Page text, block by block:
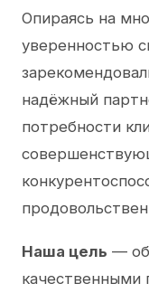
Опираясь на
уверенностью
надёжный
потребности
Наша цель —
качественными